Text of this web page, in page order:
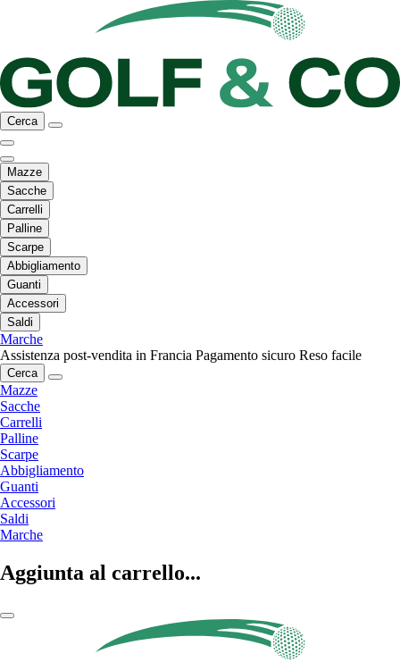
Cerca
Mazze
Sacche
Carrelli
Palline
Scarpe
Abbigliamento
Guanti
Accessori
Saldi
Marche
Assistenza post-vendita in Francia Pagamento sicuro Reso facile
Cerca
Mazze
Sacche
Carrelli
Palline
Scarpe
Abbigliamento
Guanti
Accessori
Saldi
Marche
Aggiunta al carrello...